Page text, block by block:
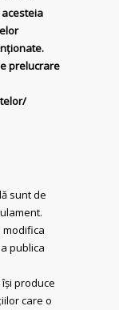
prelucrare
sunt de
modifica
publica
produce
care o